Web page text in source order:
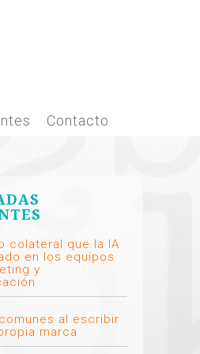
Contacto
colateral que la IA
en los equipos
y
al escribir
marca